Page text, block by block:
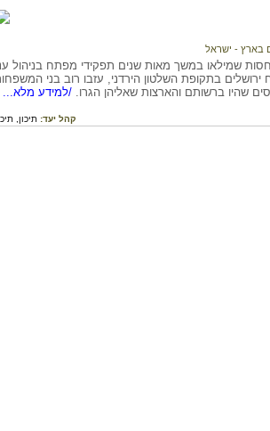
בארץ - ישראל
שמילאו במשך מאות שנים תפקידי מפתח בניהול
בתקופת השלטון הירדני, עזבו רוב בני
שהיו ברשותם והארצות שאליהן הגרו. /למידע מלא...
קהל יעד: תיכון,